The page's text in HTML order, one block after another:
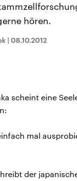
Anhalt
neuen
anstehenden
hören.
| 08.10.2012
scheint eine
mal
der